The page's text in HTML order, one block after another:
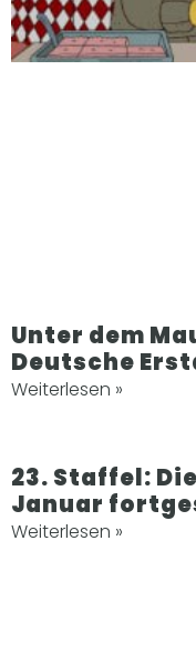
Unter dem
Deutsche
Weiterlesen »
23. Staffel:
Januar
Weiterlesen »